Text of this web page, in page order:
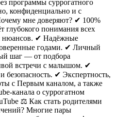
программы суррогатного
конфиденциально и с
мне доверяют? ✔ 100%
понимания всех
нюансов. ✔ Надёжные
годами. ✔ Личный
шаг — от подбора
встречи с малышом. ✔
безопасность. ✔ Экспертность,
с Первым каналом, а также
канала о суррогатном
⚖ Как стать родителями
Многие пары